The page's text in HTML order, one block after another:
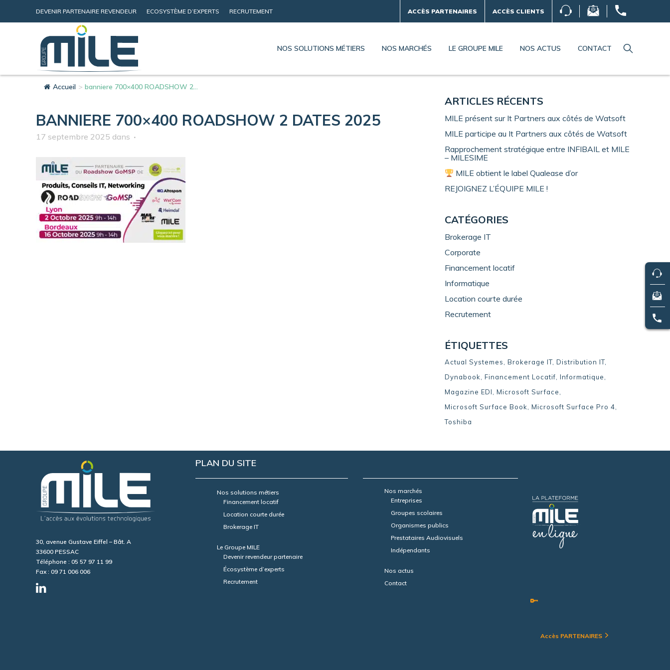
DEVENIR PARTENAIRE REVENDEUR ECOSYSTÈME D’EXPERTS RECRUTEMENT ACCÈS PARTENAIRES ACCÈS CLIENTS
NOS SOLUTIONS MÉTIERS NOS MARCHÉS LE GROUPE MILE NOS ACTUS CONTACT
Accueil > banniere 700×400 ROADSHOW 2...
BANNIERE 700×400 ROADSHOW 2 DATES 2025
17 septembre 2025 dans
ARTICLES RÉCENTS
MILE présent sur It Partners aux côtés de Watsoft
MILE participe au It Partners aux côtés de Watsoft
Rapprochement stratégique entre INFIBAIL et MILE
– MILESIME
MILE obtient le label Qualease d’or
REJOIGNEZ L’ÉQUIPE MILE !
CATÉGORIES
Brokerage IT
Corporate
Financement locatif
Informatique
Location courte durée
Recrutement
ÉTIQUETTES
Actual Systemes Brokerage IT Distribution IT
Dynabook Financement Locatif Informatique
Magazine EDI
Microsoft Surface
Microsoft Surface Book Microsoft Surface Pro 4
Toshiba
30, avenue Gustave Eiffel – Bât. A
33600 PESSAC
Téléphone : 05 57 97 11 99
Fax : 09 71 006 006
PLAN DU SITE
Nos solutions métiers
Financement locatif
Location courte durée
Brokerage IT
Le Groupe MILE
Devenir revendeur partenaire
Écosystème d’experts
Recrutement
Nos marchés
Entreprises
Groupes scolaires
Organismes publics
Prestataires Audiovisuels
Indépendants
Nos actus
Contact
Accès PARTENAIRES